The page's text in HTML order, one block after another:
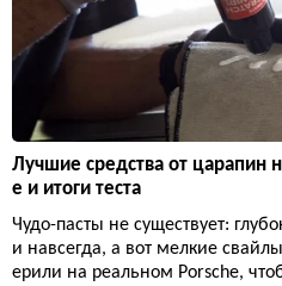
Лучшие средства от царапин
е и итоги теста
Чудо-пасты не существует:
и навсегда, а вот мелкие
ерили на реальном Porsche,